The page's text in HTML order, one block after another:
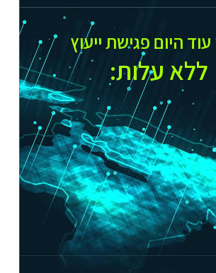
היום פגישת ייעוץ
ללא עלות:​